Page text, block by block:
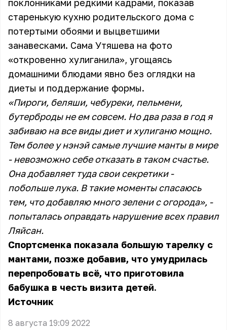
поклонниками редкими кадрами, показав
старенькую кухню родительского дома с
потертыми обоями и выцветшими
занавесками. Сама Утяшева на фото
«откровенно хулиганила», угощаясь
домашними блюдами явно без оглядки на
диеты и поддержание формы.
«Пироги, беляши, чебуреки, пельмени,
бутерброды не ем совсем. Но два раза в год я
забиваю на все виды диет и хулиганю мощно.
Тем более у нэнэй самые лучшие манты в мире
- невозможно себе отказать в таком счастье.
Она добавляет туда свои секретики -
побольше лука. В такие моменты спасаюсь
тем, что добавляю много зелени с огорода», -
попыталась оправдать нарушение всех правил
Ляйсан.
Спортсменка показала большую тарелку с
мантами, позже добавив, что умудрилась
перепробовать всё, что приготовила
бабушка в честь визита детей.
Источник
8 августа 19:09 2022